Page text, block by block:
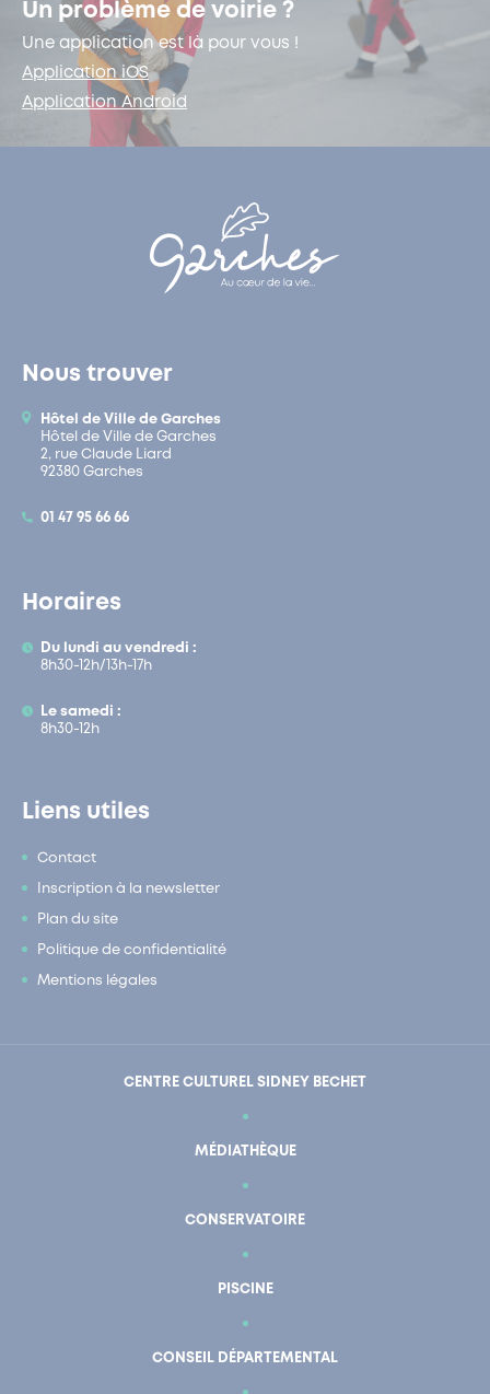
Un problème de voirie ?
Une application est là pour vous !
Application iOS
Application Android
Nous trouver
Hôtel de Ville de Garches
Hôtel de Ville de Garches
2, rue Claude Liard
92380 Garches
01 47 95 66 66
Horaires
Du lundi au vendredi :
8h30-12h/13h-17h
Le samedi :
8h30-12h
Liens utiles
Contact
Inscription à la newsletter
Plan du site
Politique de confidentialité
Mentions légales
CENTRE CULTUREL SIDNEY BECHET
MÉDIATHÈQUE
CONSERVATOIRE
PISCINE
CONSEIL DÉPARTEMENTAL